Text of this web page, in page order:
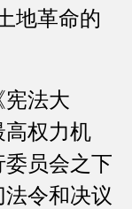
地革命的
法大
高权力机
员会之下
令和决议